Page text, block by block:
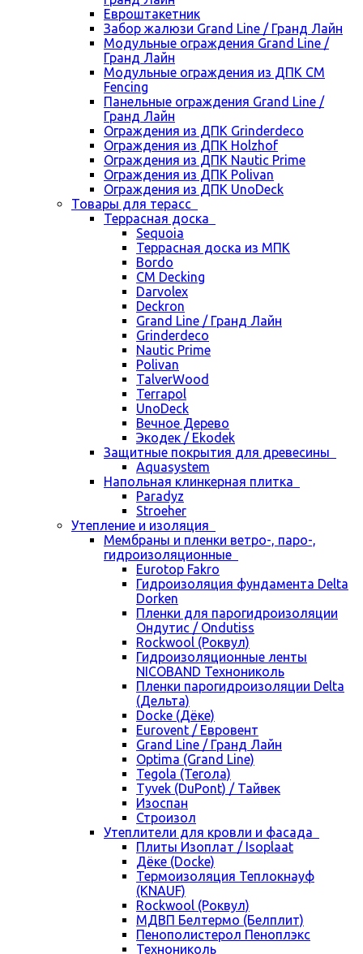
Евроштакетник
Забор жалюзи Grand Line / Гранд Лайн
Модульные ограждения Grand Line /
Гранд Лайн
Модульные ограждения из ДПК CM
Fencing
Панельные ограждения Grand Line /
Гранд Лайн
Ограждения из ДПК Grinderdeco
Ограждения из ДПК Holzhof
Ограждения из ДПК Nautic Prime
Ограждения из ДПК Polivan
Ограждения из ДПК UnoDeck
Товары для терасс
Террасная доска
Sequoia
Террасная доска из МПК
Bordo
CM Decking
Darvolex
Deckron
Grand Line / Гранд Лайн
Grinderdeco
Nautic Prime
Polivan
TalverWood
Terrapol
UnoDeck
Вечное Дерево
Экодек / Ekodek
Защитные покрытия для древесины
Aquasystem
Напольная клинкерная плитка
Paradyz
Stroeher
Утепление и изоляция
Мембраны и пленки ветро-, паро-,
гидроизоляционные
Eurotop Fakro
Гидроизоляция фундамента Delta
Dorken
Пленки для парогидроизоляции
Ондутис / Ondutiss
Rockwool (Роквул)
Гидроизоляционные ленты
NICOBAND Технониколь
Пленки парогидроизоляции Delta
(Дельта)
Docke (Дёке)
Eurovent / Евровент
Grand Line / Гранд Лайн
Optima (Grand Line)
Tegola (Тегола)
Tyvek (DuPont) / Тайвек
Изоспан
Строизол
Утеплители для кровли и фасада
Плиты Изоплат / Isoplaat
Дёке (Docke)
Термоизоляция Теплокнауф
(KNAUF)
Rockwool (Роквул)
МДВП Белтермо (Белплит)
Пенополистерол Пеноплэкс
Технониколь